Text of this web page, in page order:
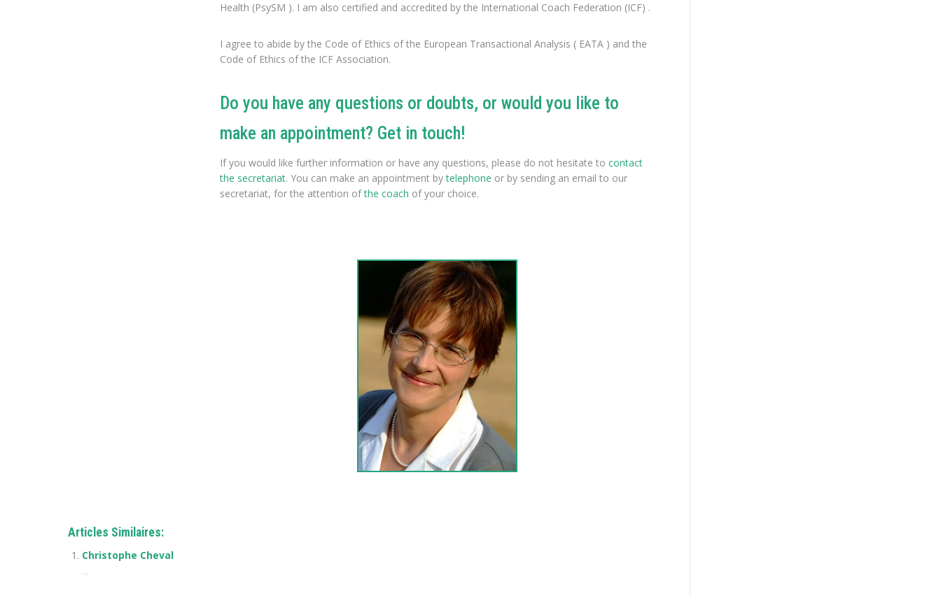
Health (PsySM ). I am also certified and accredited by the International Coach Federation (ICF) .
I agree to abide by the Code of Ethics of the European Transactional Analysis ( EATA ) and the
Code of Ethics of the ICF Association.
Do you have any questions or doubts, or would you like to
make an appointment? Get in touch!
If you would like further information or have any questions, please do not hesitate to contact
the secretariat. You can make an appointment bytelephone or by sending an email to our
secretariat, for the attention ofthe coach of your choice.
Articles Similaires:
Christophe Cheval
...